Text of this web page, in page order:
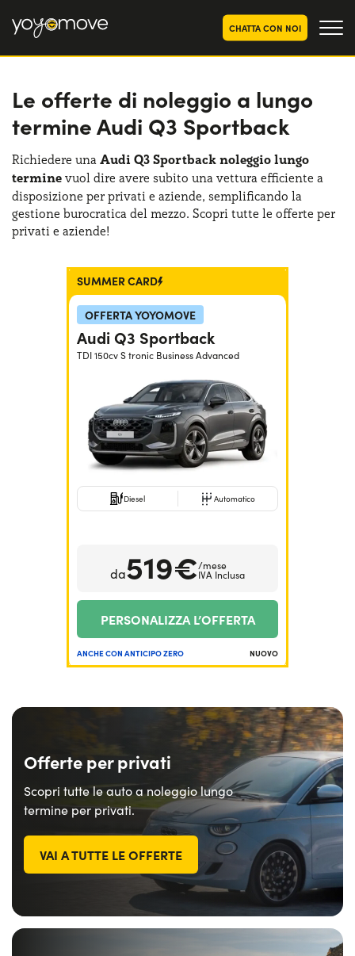
CHATTA CON NOI
OFFERTE NOLEGGIO
LUNGO TERMINE
Privati
Aziende e P.IVA
OFFERTE NOLEGGIO
CHI SIAMO
La nostra storia
Lavora con noi
COME FUNZIONA
SCEGLI UN PAESE
Le offerte di noleggio a lungo
termine Audi Q3 Sportback
Richiedere una Audi Q3 Sportback noleggio lungo
termine vuol dire avere subito una vettura efficiente a
disposizione per privati e aziende, semplificando la
gestione burocratica del mezzo. Scopri tutte le offerte per
privati e aziende!
SUMMER CARD
OFFERTA YOYOMOVE
Audi Q3 Sportback
TDI 150cv S tronic Business Advanced
Diesel Automatico
da519€/mese
IVA Inclusa
PERSONALIZZA L’OFFERTA
ANCHE CON ANTICIPO ZERO NUOVO
Offerte per privati
Scopri tutte le auto a noleggio lungo
termine per privati.
VAI A TUTTE LE OFFERTE